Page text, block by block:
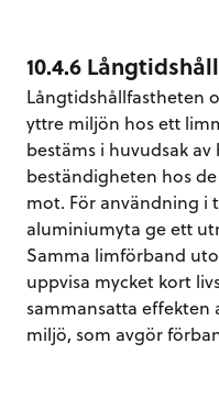
10.4.6
Långtidshållfastheten
yttre miljön hos ett
bestäms i huvudsak
beständigheten hos
mot. För användning i
aluminiumyta ge ett
Samma limförband
uppvisa mycket kort
sammansatta
miljö, som avgör